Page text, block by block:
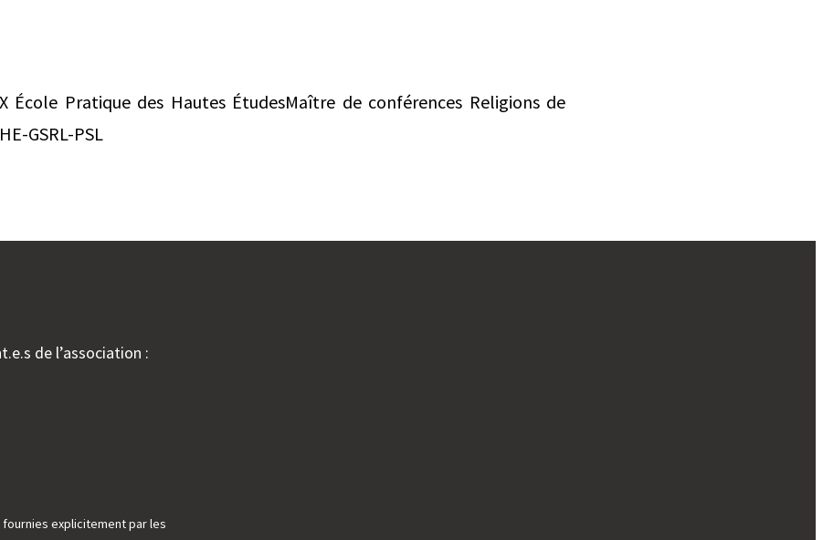
École Pratique des Hautes ÉtudesMaître de conférences Religions de
GSRL-PSL
de l’association :
explicitement par les